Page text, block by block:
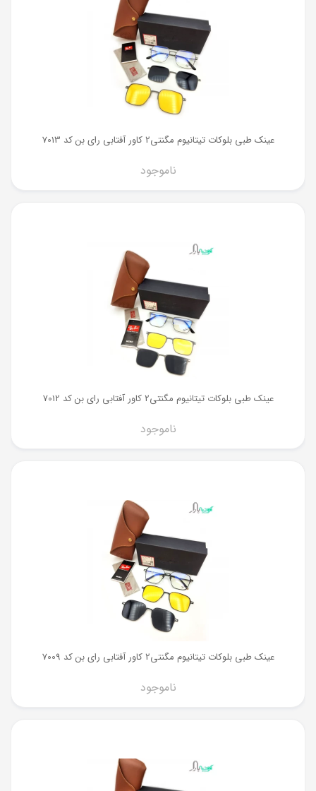
عینک طبی بلوکات تیتانیوم مگنتی2 کاور آفتابی رای بن کد 7013
ناموجود
عینک طبی بلوکات تیتانیوم مگنتی2 کاور آفتابی رای بن کد 7012
ناموجود
عینک طبی بلوکات تیتانیوم مگنتی2 کاور آفتابی رای بن کد 7009
ناموجود